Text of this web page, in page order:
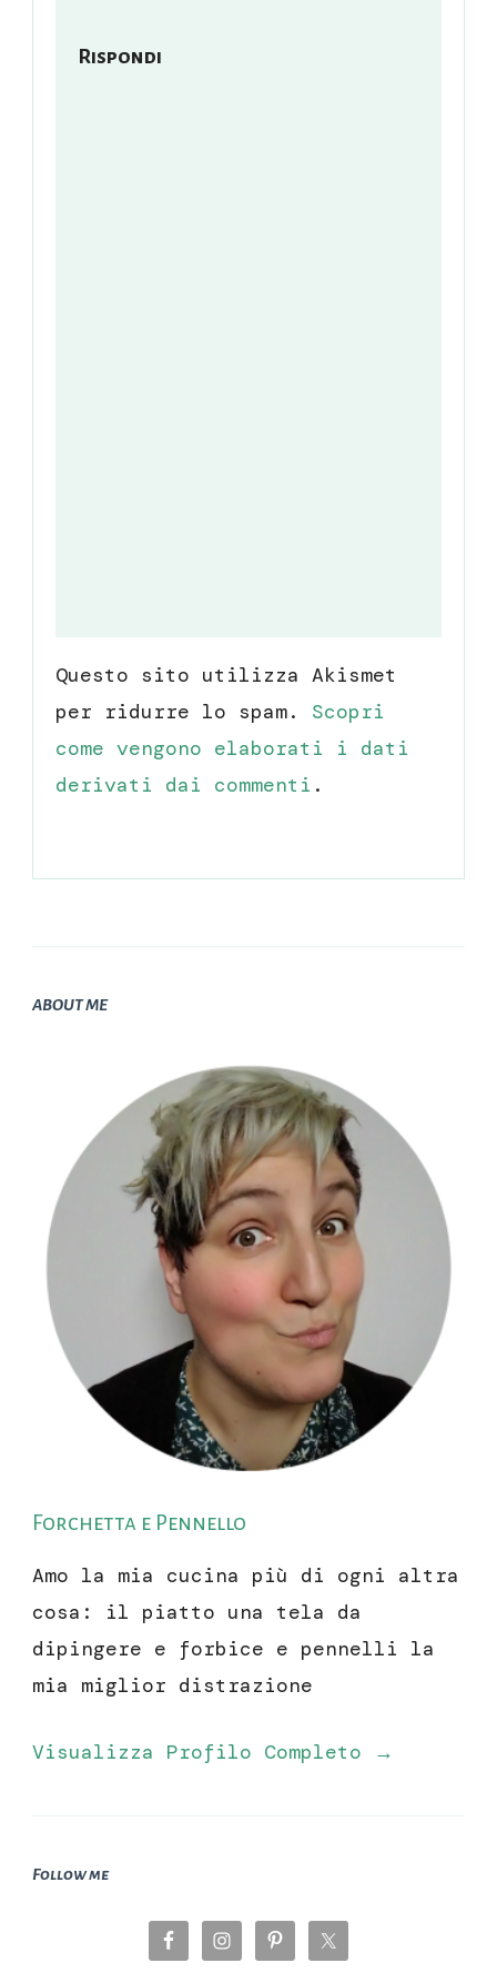
Rispondi
Questo sito utilizza Akismet
per ridurre lo spam. Scopri
come vengono elaborati i dati
derivati dai commenti .
ABOUT ME
Forchetta e Pennello
Amo la mia cucina più di ogni altra
cosa: il piatto una tela da
dipingere e forbice e pennelli la
mia miglior distrazione
Visualizza Profilo Completo →
Follow me